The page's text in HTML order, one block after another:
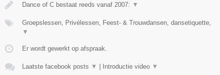
Dance of C bestaat reeds vanaf 2007: ▼
Groepslessen, Privélessen, Feest- & Trouwdansen, dansetiquette,
▼
Er wordt gewerkt op afspraak.
Laatste facebook posts ▼ | Introductie video ▼